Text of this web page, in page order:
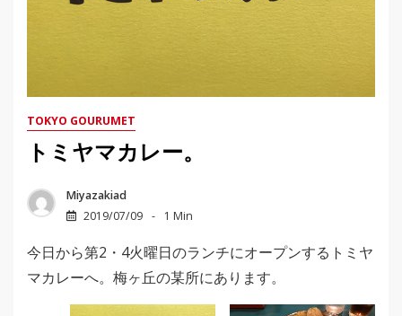
TOKYO GOURUMET
トミヤマカレー。
Miyazakiad
2019/07/09
1 Min
今日から第2・4火曜日のランチにオープンするトミヤ
マカレーへ。梅ヶ丘の某所にあります。